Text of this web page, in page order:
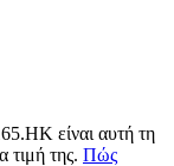
είναι αυτή τη
τιμή της. Πώς